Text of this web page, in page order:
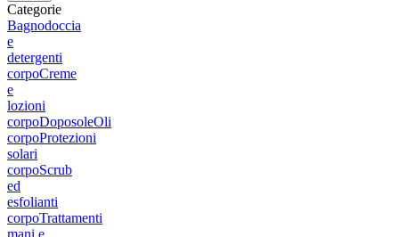
Categorie
Bagnodoccia
e
detergenti
corpoCreme
e
lozioni
corpoDoposoleOli
corpoProtezioni
solari
corpoScrub
ed
esfolianti
corpoTrattamenti
mani e